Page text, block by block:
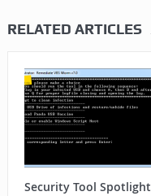
RELATED ARTICLES
Security Tool